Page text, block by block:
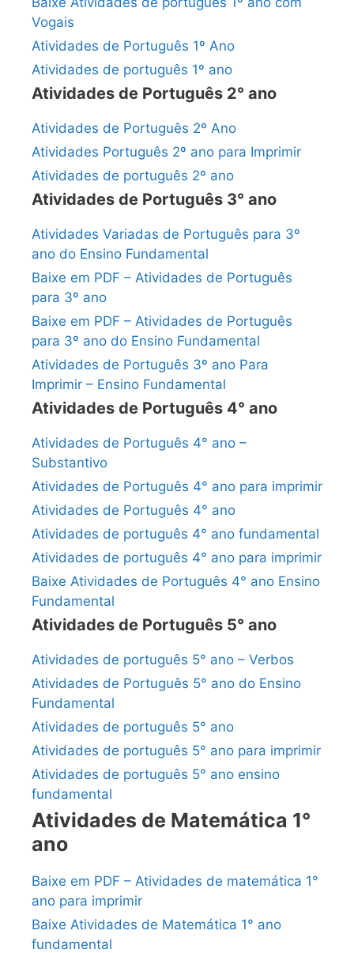
Vogais
Atividades de Português 1º Ano
Atividades de português 1º ano
Atividades de Português 2° ano
Atividades de Português 2º Ano
Atividades Português 2º ano para Imprimir
Atividades de português 2º ano
Atividades de Português 3° ano
Atividades Variadas de Português para 3º
ano do Ensino Fundamental
Baixe em PDF – Atividades de Português
para 3º ano
Baixe em PDF – Atividades de Português
para 3º ano do Ensino Fundamental
Atividades de Português 3º ano Para
Imprimir – Ensino Fundamental
Atividades de Português 4° ano
Atividades de Português 4° ano –
Substantivo
Atividades de Português 4° ano para imprimir
Atividades de Português 4° ano
Atividades de português 4° ano fundamental
Atividades de português 4° ano para imprimir
Baixe Atividades de Português 4° ano Ensino
Fundamental
Atividades de Português 5° ano
Atividades de português 5° ano – Verbos
Atividades de Português 5° ano do Ensino
Fundamental
Atividades de português 5° ano
Atividades de português 5° ano para imprimir
Atividades de português 5° ano ensino
fundamental
Atividades de Matemática 1°
ano
Baixe em PDF – Atividades de matemática 1°
ano para imprimir
Baixe Atividades de Matemática 1° ano
fundamental